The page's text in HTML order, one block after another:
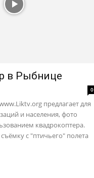
в Рыбнице
0
предлагает для
и населения, фото
квадрокоптера.
с "птичьего" полета